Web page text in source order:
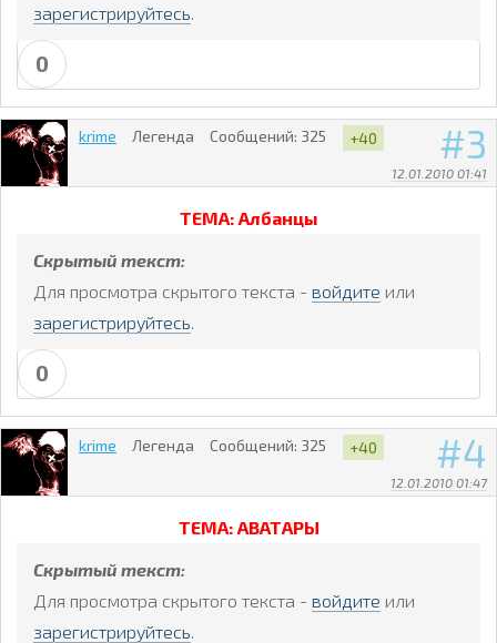
зарегистрируйтесь
0
3
12.01.2010 01:41
krime Легенда Сообщений: 325 +40
ТЕМА: Албанцы
Скрытый текст:
Для просмотра скрытого текста - войдите или
зарегистрируйтесь
0
4
12.01.2010 01:47
krime Легенда Сообщений: 325 +40
ТЕМА: АВАТАРЫ
Скрытый текст:
Для просмотра скрытого текста - войдите или
зарегистрируйтесь